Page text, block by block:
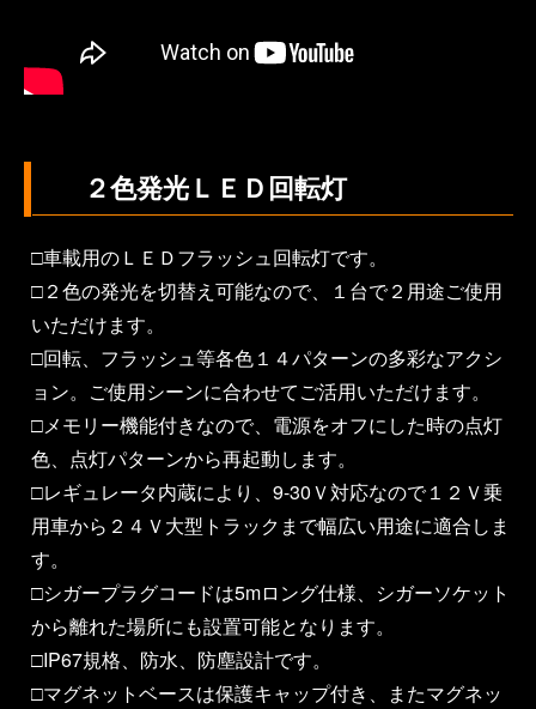
２色発光ＬＥＤ回転灯
□車載用のＬＥＤフラッシュ回転灯です。
□２色の発光を切替え可能なので、１台で２用途ご使用
いただけます。
□回転、フラッシュ等各色１４パターンの多彩なアクシ
ョン。ご使用シーンに合わせてご活用いただけます。
□メモリー機能付きなので、電源をオフにした時の点灯
色、点灯パターンから再起動します。
□レギュレータ内蔵により、9-30Ｖ対応なので１２Ｖ乗
用車から２４Ｖ大型トラックまで幅広い用途に適合しま
す。
□シガープラグコードは5mロング仕様、シガーソケット
から離れた場所にも設置可能となります。
□IP67規格、防水、防塵設計です。
□マグネットベースは保護キャップ付き、またマグネッ